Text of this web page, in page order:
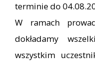
terminie do
W ramach
dokładamy
wszystkim